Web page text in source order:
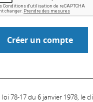
78-17 du 6 janvier 1978, le